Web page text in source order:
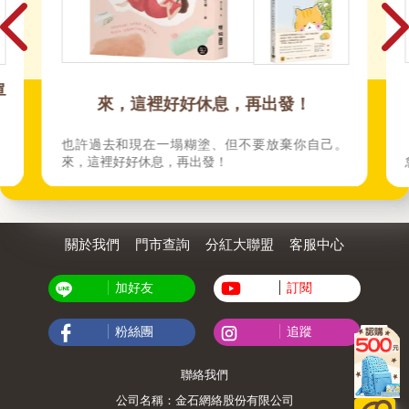
來，這裡好好休息，再出發！
也許過去和現在一塌糊塗、但不要放棄你自己。
來，這裡好好休息，再出發！
關於我們 門市查詢 分紅大聯盟 客服中心
加好友 訂閱
粉絲團 追蹤
聯絡我們
公司名稱：金石網絡股份有限公司